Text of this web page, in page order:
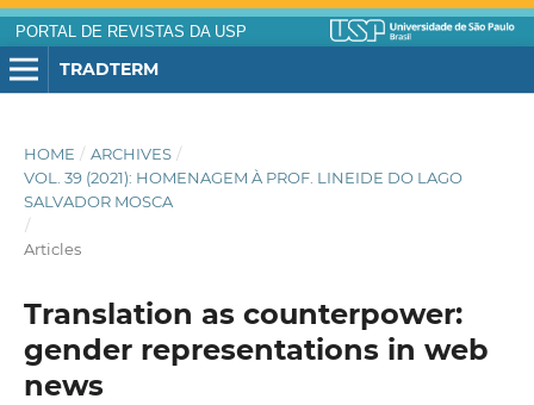
PORTAL DE REVISTAS DA USP
TRADTERM
HOME / ARCHIVES /
VOL. 39 (2021): HOMENAGEM À PROF. LINEIDE DO LAGO
SALVADOR MOSCA
/
Articles
Translation as counterpower:
gender representations in web
news